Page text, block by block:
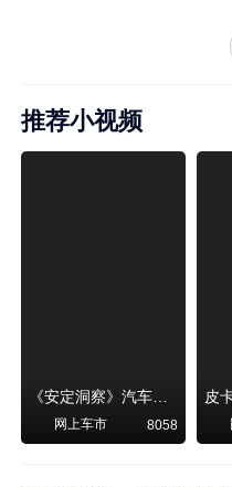
推荐小视频
《安定洞察》汽车烧不烧油，和石油安全无关！
网上车市 8058